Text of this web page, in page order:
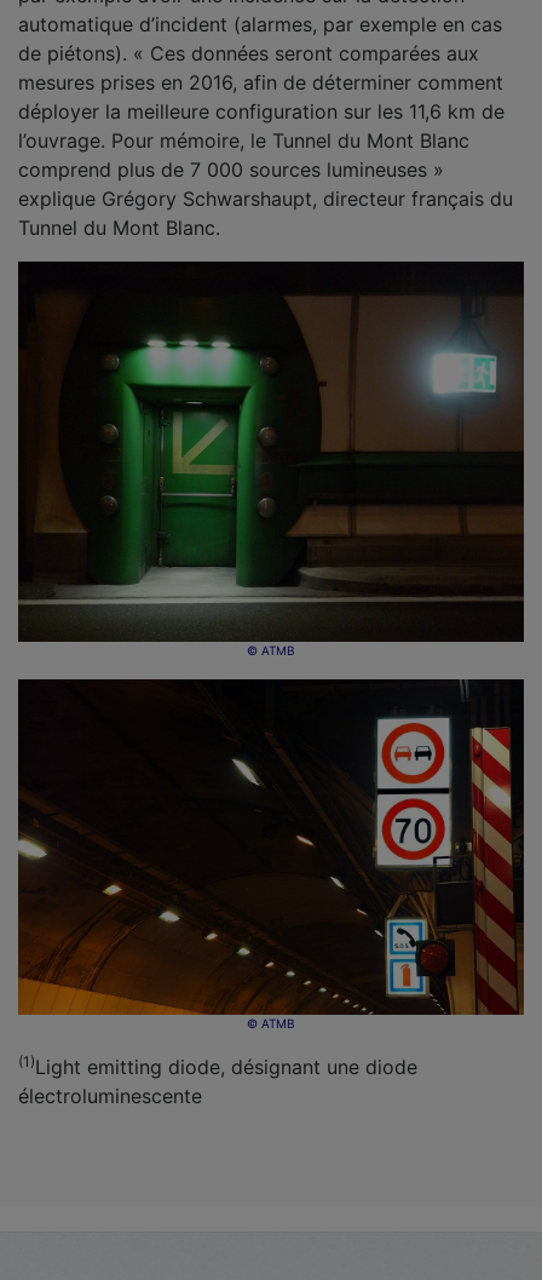
automatique d’incident (alarmes, par exemple en cas
de piétons). « Ces données seront comparées aux
mesures prises en 2016, afin de déterminer comment
déployer la meilleure configuration sur les 11,6 km de
l’ouvrage. Pour mémoire, le Tunnel du Mont Blanc
comprend plus de 7 000 sources lumineuses »
explique Grégory Schwarshaupt, directeur français du
Tunnel du Mont Blanc.
© ATMB
© ATMB
(1)Light emitting diode, désignant une diode
électroluminescente